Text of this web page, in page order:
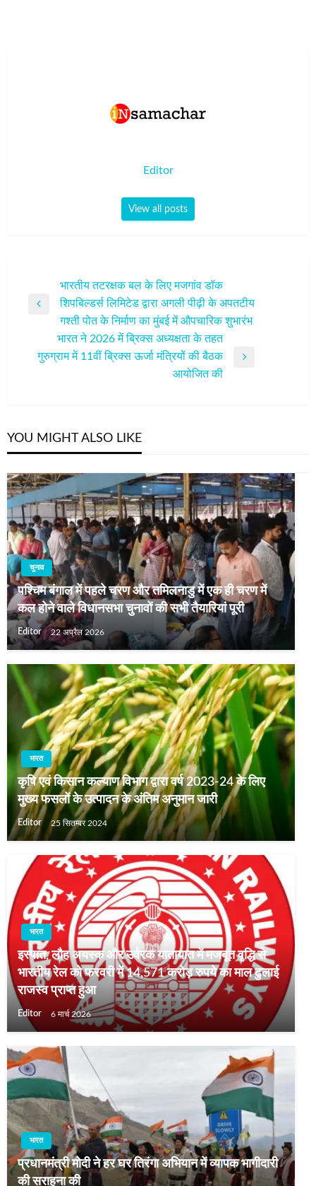
Editor
View all posts
नेविगेशन
भारतीय तटरक्षक बल के लिए मजगांव डॉक
शिपबिल्डर्स लिमिटेड द्वारा अगली पीढ़ी के अपतटीय
गश्ती पोत के निर्माण का मुंबई में औपचारिक शुभारंभ
Next
भारत ने 2026 में ब्रिक्स अध्यक्षता के तहत
गुरुग्राम में 11वीं ब्रिक्स ऊर्जा मंत्रियों की बैठक
आयोजित की
YOU MIGHT ALSO LIKE
चुनाव
पश्चिम बंगाल में पहले चरण और तमिलनाडु में एक ही चरण में
कल होने वाले विधानसभा चुनावों की सभी तैयारियां पूरी
Editor 22 अप्रैल 2026
भारत
कृषि एवं किसान कल्‍याण विभाग द्वारा वर्ष 2023-24 के लिए
मुख्‍य फसलों के उत्‍पादन के अंतिम अनुमान जारी
Editor 25 सितम्बर 2024
भारत
इस्पात, लौह अयस्क और उर्वरक यातायात में मजबूत वृद्धि से
भारतीय रेल को फरवरी में 14,571 करोड़ रुपये का माल ढुलाई
राजस्व प्राप्त हुआ
Editor 6 मार्च 2026
भारत
प्रधानमंत्री मोदी ने हर घर तिरंगा अभियान में व्यापक भागीदारी
की सराहना की